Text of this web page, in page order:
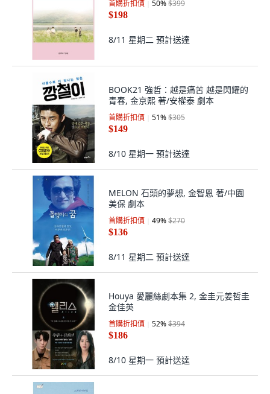
首購折扣價 50%$399
$198
8/11 星期二 預計送達
BOOK21 強哲：越是痛苦 越是閃耀的
青春, 金京熙 著/安權泰 劇本
首購折扣價 51%$305
$149
8/10 星期一 預計送達
MELON 石頭的夢想, 金智恩 著/中園
美保 劇本
首購折扣價 49%$270
$136
8/11 星期二 預計送達
Houya 愛麗絲劇本集 2, 金圭元姜哲圭
金佳英
首購折扣價 52%$394
$186
8/10 星期一 預計送達